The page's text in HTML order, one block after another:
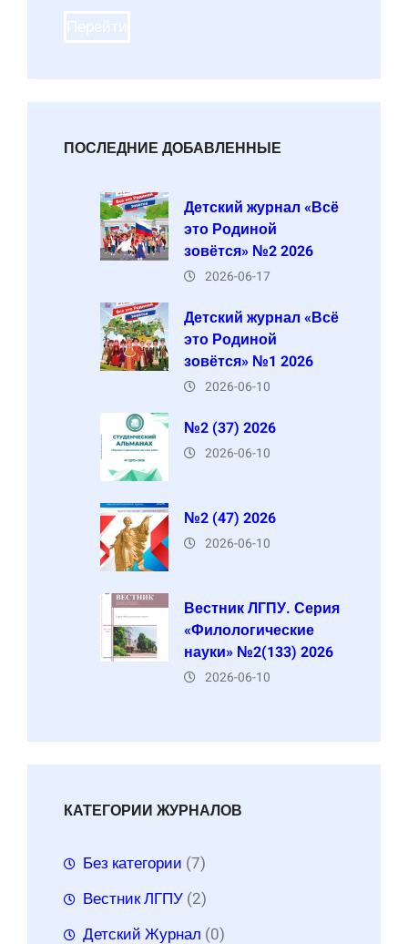
ПОСЛЕДНИЕ ДОБАВЛЕННЫЕ
Детский журнал «Всё
это Родиной
зовётся» №2 2026
2026-06-17
Детский журнал «Всё
это Родиной
зовётся» №1 2026
2026-06-10
№2 (37) 2026
2026-06-10
№2 (47) 2026
2026-06-10
Вестник ЛГПУ. Серия
«Филологические
науки» №2(133) 2026
2026-06-10
КАТЕГОРИИ ЖУРНАЛОВ
Без категории (7)
Вестник ЛГПУ (2)
Детский Журнал (0)